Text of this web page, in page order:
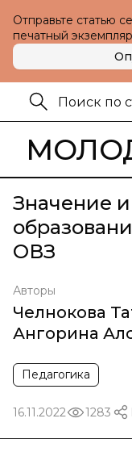
Отправьте статью
печатный
Значение
ОВЗ
Авторы
Челнокова
Ангорина
Педагогика
16.11.2022 1283